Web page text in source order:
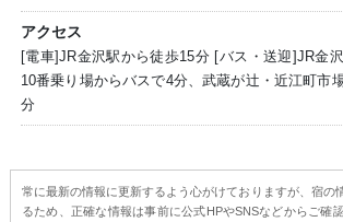
アクセス
[電車]JR金沢駅から徒歩15分 [バス・送迎]JR金
10番乗り場からバスで4分、武蔵が辻・近江町市
分
常に最新の情報に更新するよう心がけておりますが、宿の
るため、正確な情報は事前に公式HPやSNSなどからご確